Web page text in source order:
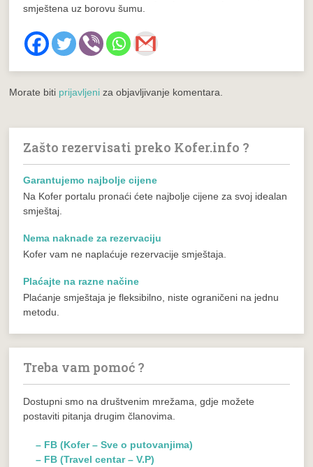
smještena uz borovu šumu.
Morate biti prijavljeni za objavljivanje komentara.
Zašto rezervisati preko Kofer.info ?
Garantujemo najbolje cijene
Na Kofer portalu pronaći ćete najbolje cijene za svoj idealan
smještaj.
Nema naknade za rezervaciju
Kofer vam ne naplaćuje rezervacije smještaja.
Plaćajte na razne načine
Plaćanje smještaja je fleksibilno, niste ograničeni na jednu
metodu.
Treba vam pomoć ?
Dostupni smo na društvenim mrežama, gdje možete
postaviti pitanja drugim članovima.
– FB (Kofer – Sve o putovanjima)
– FB (Travel centar – V.P)